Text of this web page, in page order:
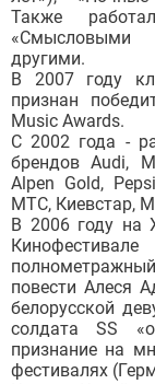
Также
другими.
В 2007 году
признан
Music Awards.
С 2002 года -
брендов Audi,
Alpen Gold,
МТС, Киевстар,
В 2006 году на
повести Алеся
белорусской
солдата SS
признание на
фестивалях